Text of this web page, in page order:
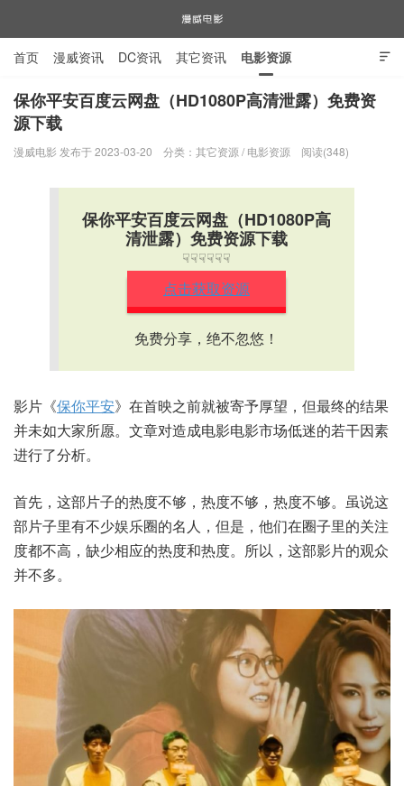
漫威电影

首页 漫威资讯 DC资讯 其它资讯 电影资源
电视剧资源 漫威图片
保你平安百度云网盘（HD1080P高清泄露）免费资
源下载
漫威电影 发布于 2023-03-20 分类： 其它资源 / 电影资源 阅读(348)
保你平安百度云网盘（HD1080P高
清泄露）免费资源下载
☟☟☟☟☟☟
点击获取资源
免费分享，绝不忽悠！
影片《保你平安》在首映之前就被寄予厚望，但最终的结果
并未如大家所愿。文章对造成电影电影市场低迷的若干因素
进行了分析。
首先，这部片子的热度不够，热度不够，热度不够。虽说这
部片子里有不少娱乐圈的名人，但是，他们在圈子里的关注
度都不高，缺少相应的热度和热度。所以，这部影片的观众
并不多。